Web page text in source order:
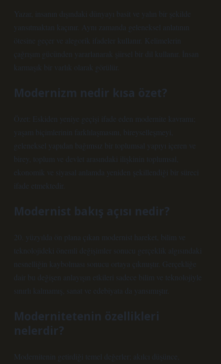
Yazar, insanın dışındaki dünyayı basit ve yalın bir şekilde
yansıtmaktan kaçınır. Aynı zamanda geleneksel anlatının
ötesine geçer ve alegorik ifadeler kullanır. Kelimelerin
çağrışım gücünden yararlanarak şiirsel bir dil kullanır. İnsan
karmaşık bir varlık olarak görülür.
Modernizm nedir kısa özet?
Özet: Eskiden yeniye geçişi ifade eden modernite kavramı;
yaşam biçimlerinin farklılaşmasını, bireyselleşmeyi,
geleneksel yapıdan bağımsız bir toplumsal yapıyı içeren ve
birey, toplum ve devlet arasındaki ilişkinin toplumsal,
ekonomik ve siyasal anlamda yeniden şekillendiği bir süreci
ifade etmektedir.
Modernist bakış açısı nedir?
20. yüzyılda ön plana çıkan modernist hareket, bilim ve
teknolojideki önemli değişimler sonucu gerçeklik algısındaki
nesnelliğin kaybolması sonucu ortaya çıkmıştır. Gerçekliğe
dair bu değişen anlayışın etkileri sadece bilim ve teknolojiyle
sınırlı kalmamış, sanat ve edebiyata da yansımıştır.
Modernitetenin özellikleri
nelerdir?
Modernitenin getirdiği temel değerler; akılcı düşünce,